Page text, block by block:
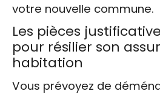
votre nouvelle commune.
Les pièces
pour résilier son
habitation
Vous prévoyez de